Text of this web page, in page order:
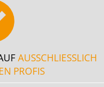
AUSSCHLIESSLICH
PROFIS